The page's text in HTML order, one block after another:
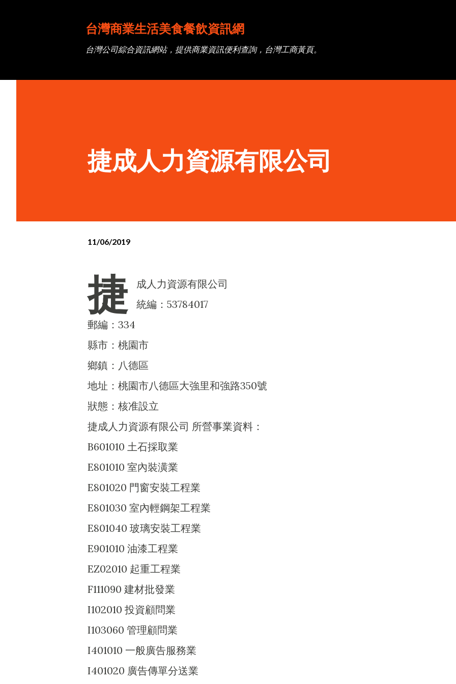
台灣商業生活美食餐飲資訊網
台灣公司綜合資訊網站，提供商業資訊便利查詢，台灣工商黃頁。
捷成人力資源有限公司
11/06/2019
捷
成人力資源有限公司
統編：53784017
郵編：334
縣市：桃園市
鄉鎮：八德區
地址：桃園市八德區大強里和強路350號
狀態：核准設立
捷成人力資源有限公司 所營事業資料：
B601010 土石採取業
E801010 室內裝潢業
E801020 門窗安裝工程業
E801030 室內輕鋼架工程業
E801040 玻璃安裝工程業
E901010 油漆工程業
EZ02010 起重工程業
F111090 建材批發業
I102010 投資顧問業
I103060 管理顧問業
I401010 一般廣告服務業
I401020 廣告傳單分送業